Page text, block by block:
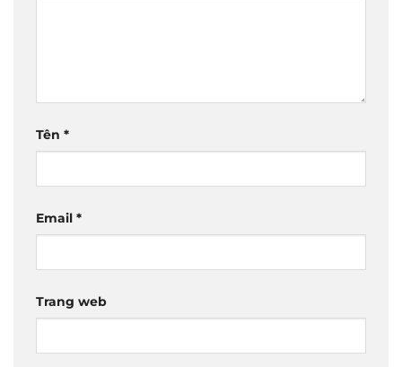
Tên *
Email *
Trang web